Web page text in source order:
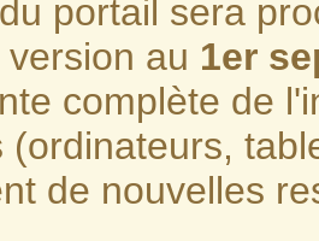
portail sera
au 1er
complète de
(ordinateurs,
de nouvelles